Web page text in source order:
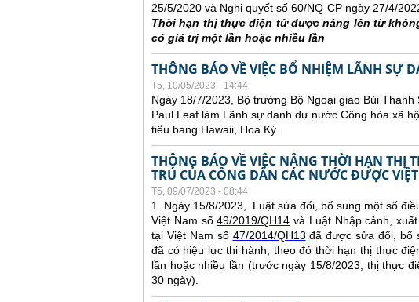
25/5/2020 và Nghị quyết số 60/NQ-CP ngày 27/4/
Thời hạn thị thực điện tử được nâng lên từ
có giá trị một lần hoặc nhiều lần
THÔNG BÁO VỀ VIỆC BỔ NHIỆM LÃNH SỰ
T5, 10/05/2023 - 14:44
Ngày 18/7/2023, Bộ trưởng Bộ Ngoại giao Bùi
Paul Leaf làm Lãnh sự danh dự nước Công hòa xã
tiểu bang Hawaii, Hoa Kỳ.
THÔNG BÁO VỀ VIỆC NÂNG THỜI HẠN THỊ
TRÚ CỦA CÔNG DÂN CÁC NƯỚC ĐƯỢC
T5, 09/07/2023 - 08:44
1. Ngày 15/8/2023, Luật sửa đổi, bổ sung một số
Việt Nam số49/2019/QH14 và Luật Nhập cảnh,
tại Việt Nam số 47/2014/QH13 đã được sửa đổi, bổ
đã có hiệu lực thi hành, theo đó thời hạn thị thực
lần hoặc nhiều lần (trước ngày 15/8/2023, thị thực
30 ngày).